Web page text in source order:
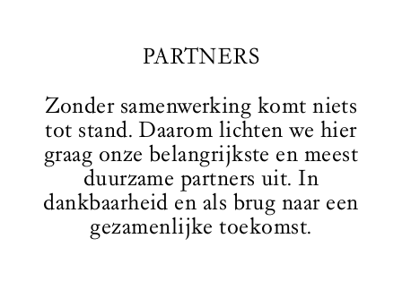
PARTNERS
Zonder samenwerking komt niets
tot stand. Daarom lichten we hier
graag onze belangrijkste en meest
duurzame partners uit. In
dankbaarheid en als brug naar een
gezamenlijke toekomst.